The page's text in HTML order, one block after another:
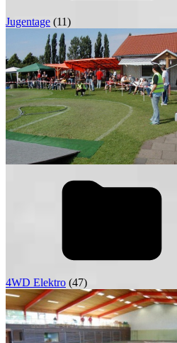
Jugentage (11)
4WD Elektro (47)